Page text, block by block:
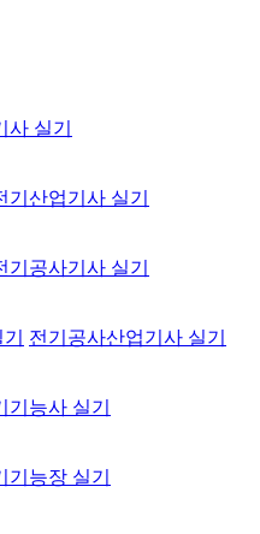
사 실기
기산업기사 실기
기공사기사 실기
전기공사산업기사 실기
기능사 실기
기능장 실기